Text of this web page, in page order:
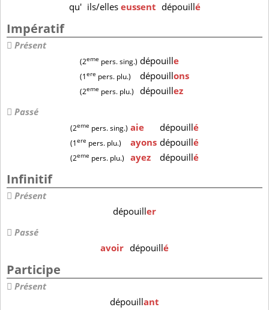
qu' ils/elles eussent dépouillé
Impératif
Présent
(2eme pers. sing.) dépouille
(1ere pers. plu.) dépouillons
(2eme pers. plu.) dépouillez
Passé
(2eme pers. sing.) aie dépouillé
(1ere pers. plu.) ayons dépouillé
(2eme pers. plu.) ayez dépouillé
Infinitif
Présent
dépouiller
Passé
avoir dépouillé
Participe
Présent
dépouillant